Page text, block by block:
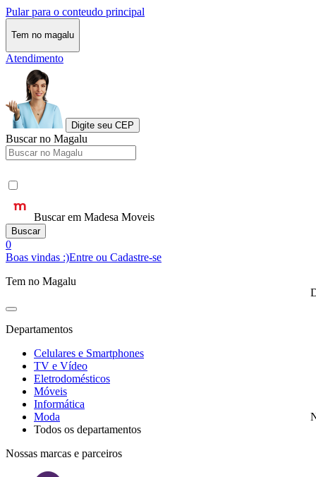
Pular para o conteudo principal
Tem no magalu
Atendimento
Digite seu CEP
Buscar no Magalu
Buscar em Madesa Moveis
Buscar
0
Boas vindas :)Entre ou Cadastre-se
Tem no Magalu
Departamentos
Celulares e Smartphones
TV e Vídeo
Eletrodomésticos
Móveis
Informática
Moda
Todos os departamentos
Nossas marcas e parceiros